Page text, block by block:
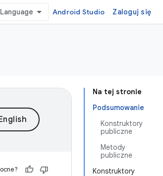
Android Studio Zaloguj się
Na tej stronie
Podsumowanie
Konstruktory
publiczne
Metody
publiczne
Konstruktory